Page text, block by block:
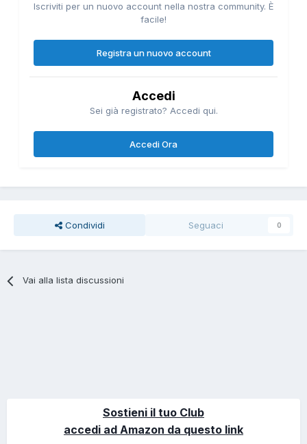
Iscriviti per un nuovo account nella nostra community. È
facile!
Registra un nuovo account
Accedi
Sei già registrato? Accedi qui.
Accedi Ora
Condividi Seguaci 0
Vai alla lista discussioni
Sostieni il tuo Club
accedi ad Amazon da questo link